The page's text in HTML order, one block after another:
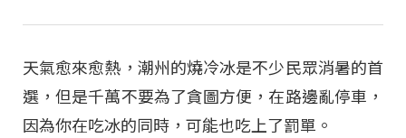
天氣愈來愈熱，潮州的燒冷冰是不少民眾消暑的首
選，但是千萬不要為了貪圖方便，在路邊亂停車，
因為你在吃冰的同時，可能也吃上了罰單。